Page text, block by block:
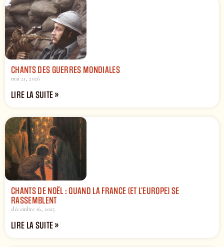
CHANTS DES GUERRES MONDIALES
mai 21, 2026
LIRE LA SUITE »
CHANTS DE NOËL : QUAND LA FRANCE (ET L’EUROPE) SE
RASSEMBLENT
décembre 16, 2025
LIRE LA SUITE »